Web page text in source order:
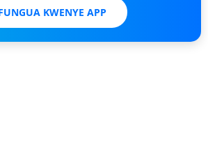
KWENYE APP